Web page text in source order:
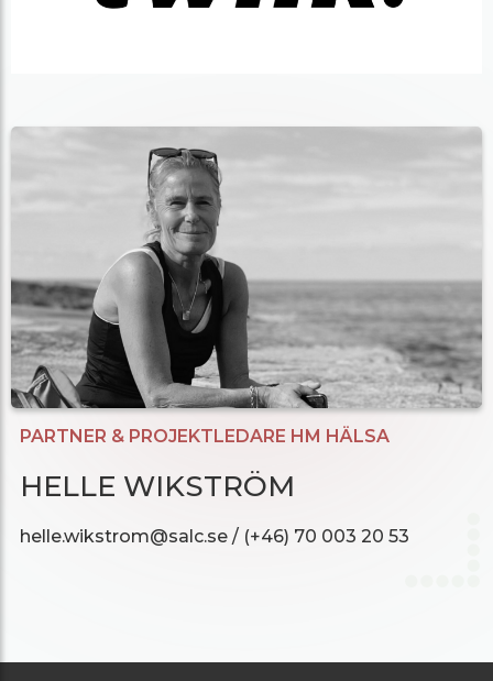
PARTNER & PROJEKTLEDARE HM HÄLSA
HELLE WIKSTRÖM
helle.wikstrom@salc.se / (+46) 70 003 20 53